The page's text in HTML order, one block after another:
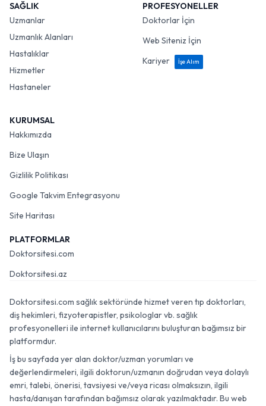
SAĞLIK
Uzmanlar
Uzmanlık Alanları
Hastalıklar
Hizmetler
Hastaneler
PROFESYONELLER
Doktorlar İçin
Web Siteniz İçin
Kariyer
İşe Alım
KURUMSAL
Hakkımızda
Bize Ulaşın
Gizlilik Politikası
Google Takvim Entegrasyonu
Site Haritası
PLATFORMLAR
Doktorsitesi.com
Doktorsitesi.az
Doktorsitesi.com sağlık sektöründe hizmet veren tıp doktorları,
diş hekimleri, fizyoterapistler, psikologlar vb. sağlık
profesyonelleri ile internet kullanıcılarını buluşturan bağımsız bir
platformdur.
İş bu sayfada yer alan doktor/uzman yorumları ve
değerlendirmeleri, ilgili doktorun/uzmanın doğrudan veya dolaylı
emri, talebi, önerisi, tavsiyesi ve/veya ricası olmaksızın, ilgili
hasta/danışan tarafından bağımsız olarak yazılmaktadır. Bu web